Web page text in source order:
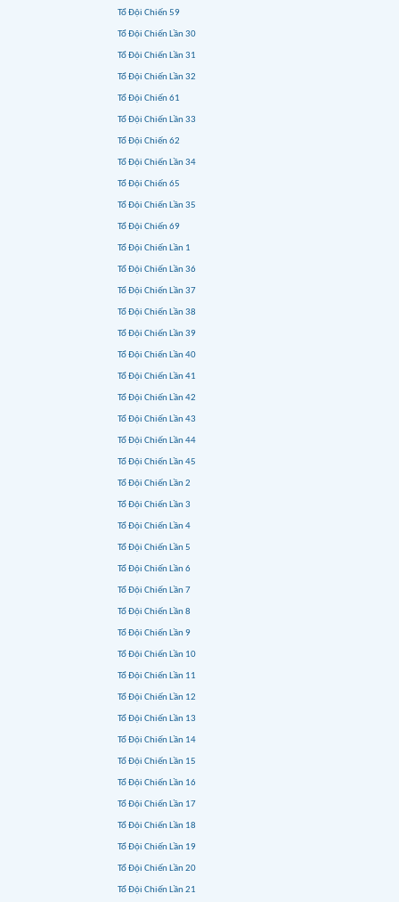
Tổ Đội Chiến 59
Tổ Đội Chiến Lần 30
Tổ Đội Chiến Lần 31
Tổ Đội Chiến Lần 32
Tổ Đội Chiến 61
Tổ Đội Chiến Lần 33
Tổ Đội Chiến 62
Tổ Đội Chiến Lần 34
Tổ Đội Chiến 65
Tổ Đội Chiến Lần 35
Tổ Đội Chiến 69
Tổ Đội Chiến Lần 1
Tổ Đội Chiến Lần 36
Tổ Đội Chiến Lần 37
Tổ Đội Chiến Lần 38
Tổ Đội Chiến Lần 39
Tổ Đội Chiến Lần 40
Tổ Đội Chiến Lần 41
Tổ Đội Chiến Lần 42
Tổ Đội Chiến Lần 43
Tổ Đội Chiến Lần 44
Tổ Đội Chiến Lần 45
Tổ Đội Chiến Lần 2
Tổ Đội Chiến Lần 3
Tổ Đội Chiến Lần 4
Tổ Đội Chiến Lần 5
Tổ Đội Chiến Lần 6
Tổ Đội Chiến Lần 7
Tổ Đội Chiến Lần 8
Tổ Đội Chiến Lần 9
Tổ Đội Chiến Lần 10
Tổ Đội Chiến Lần 11
Tổ Đội Chiến Lần 12
Tổ Đội Chiến Lần 13
Tổ Đội Chiến Lần 14
Tổ Đội Chiến Lần 15
Tổ Đội Chiến Lần 16
Tổ Đội Chiến Lần 17
Tổ Đội Chiến Lần 18
Tổ Đội Chiến Lần 19
Tổ Đội Chiến Lần 20
Tổ Đội Chiến Lần 21